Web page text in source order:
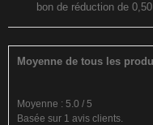
bon de réduction de
Moyenne de tous les
Moyenne : 5.0 / 5
Basée sur 1 avis clients.